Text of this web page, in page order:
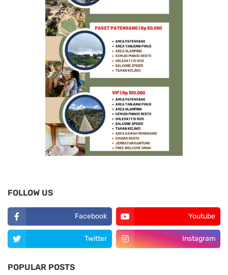
FOLLOW US
Facebook Youtube
Twitter Instagram
POPULAR POSTS